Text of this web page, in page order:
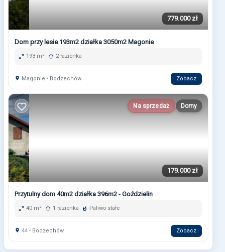
779.000 zł
Dom przy lesie 193m2 działka 3050m2 Magonie
193 m² 2 łazienka
Magonie - Bodzechów Zobacz
Na sprzedaż Domy
179.000 zł
Przytulny dom 40m2 działka 396m2 - Goździelin
40 m² 1 łazienka Paliwo stałe
44 - Bodzechów Zobacz